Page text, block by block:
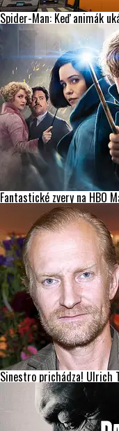
Spider-Man: Keď animák
Fantastické zvery na HBO
Sinestro prichádza! Ulrich